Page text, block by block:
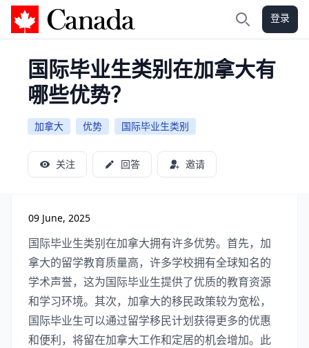
加拿大攻略 登录
国际毕业生类别在加拿大有
哪些优势？
加拿大 优势 国际毕业生类别
关注 回答 邀请
09 June, 2025
国际毕业生类别在加拿大拥有许多优势。首先，加
拿大的留学教育质量高，许多学校拥有全球知名的
学术声誉，这为国际毕业生提供了优质的教育资源
和学习环境。其次，加拿大的移民政策较为宽松，
国际毕业生可以通过留学移民计划获得更多的优惠
和便利，将留在加拿大工作和定居的机会增加。此